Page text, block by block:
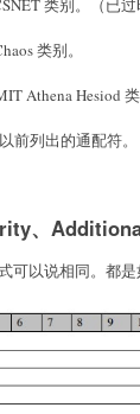
类别。（已过
类别。
Athena Hesiod 类
前列出的通配符。
、
可以说相同。都是